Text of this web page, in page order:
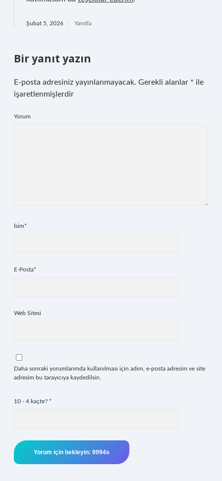
Şubat 5, 2026 Yanıtla
Bir yanıt yazın
E-posta adresiniz yayınlanmayacak. Gerekli alanlar * ile
işaretlenmişlerdir
Yorum
İsim*
E-Posta*
Web Sitesi
Daha sonraki yorumlarımda kullanılması için adım, e-posta adresim ve site
adresim bu tarayıcıya kaydedilsin.
10 - 4 kaçtır? *